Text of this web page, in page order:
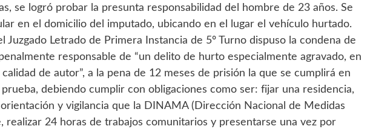
se logró probar la presunta responsabilidad del hombre de 23 años. Se
en el domicilio del imputado, ubicando en el lugar el vehículo hurtado.
Juzgado Letrado de Primera Instancia de 5º Turno dispuso la condena de
responsable de “un delito de hurto especialmente agravado, en
de autor”, a la pena de 12 meses de prisión la que se cumplirá en
debiendo cumplir con obligaciones como ser: fijar una residencia,
y vigilancia que la DINAMA (Dirección Nacional de Medidas
realizar 24 horas de trabajos comunitarios y presentarse una vez por